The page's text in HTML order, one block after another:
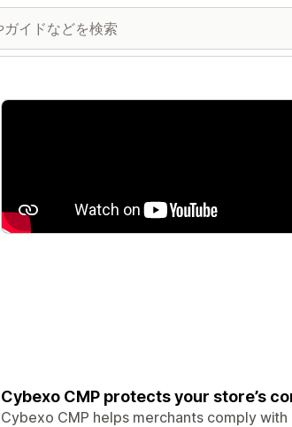
特集の画像ギャラリー
Cybexo CMP protects your store’s
Cybexo CMP helps merchants comply